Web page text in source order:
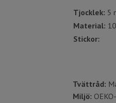
Tjocklek: 5
Material:
Stickor:
Tvättråd:
Miljö: